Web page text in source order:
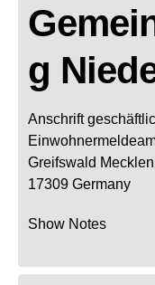
g
Anschrift
Greifswald
17309 Germany
Show Notes